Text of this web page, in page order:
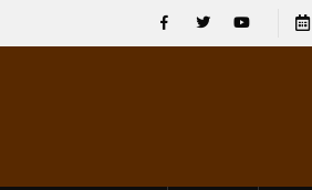
licence obligatoire pour les spectacles : En
l’opérateur culturel Soldat Jahboy se